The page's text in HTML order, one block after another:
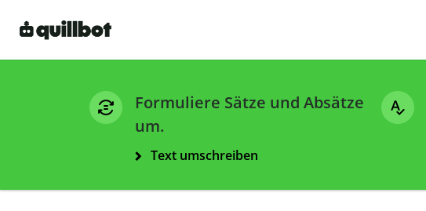
Formuliere Sätze und Absätze
um.
Text umschreiben